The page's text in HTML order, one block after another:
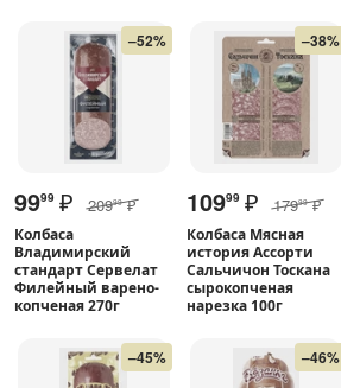
–52%
9999 ₽ 20999 ₽
Колбаса
Владимирский
стандарт Сервелат
Филейный варено-
копченая 270г
–38%
10999 ₽ 17999 ₽
Колбаса Мясная
история Ассорти
Сальчичон Тоскана
сырокопченая
нарезка 100г
–45% –46%